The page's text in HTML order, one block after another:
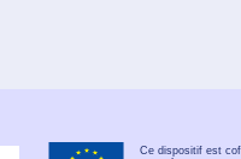
Ce dispositif est